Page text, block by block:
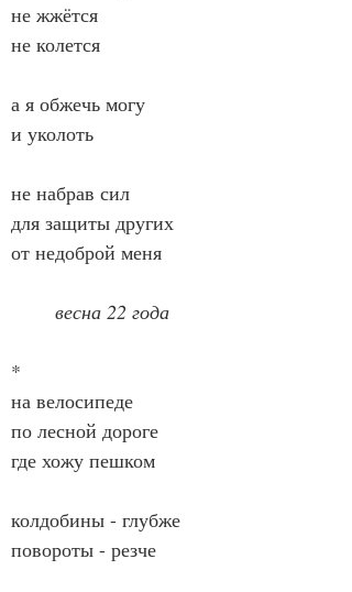
не жжётся
не колется
а я обжечь могу
и уколоть
не набрав сил
для защиты других
от недоброй меня
весна 22 года
*
на велосипеде
по лесной дороге
где хожу пешком
колдобины - глубже
повороты - резче